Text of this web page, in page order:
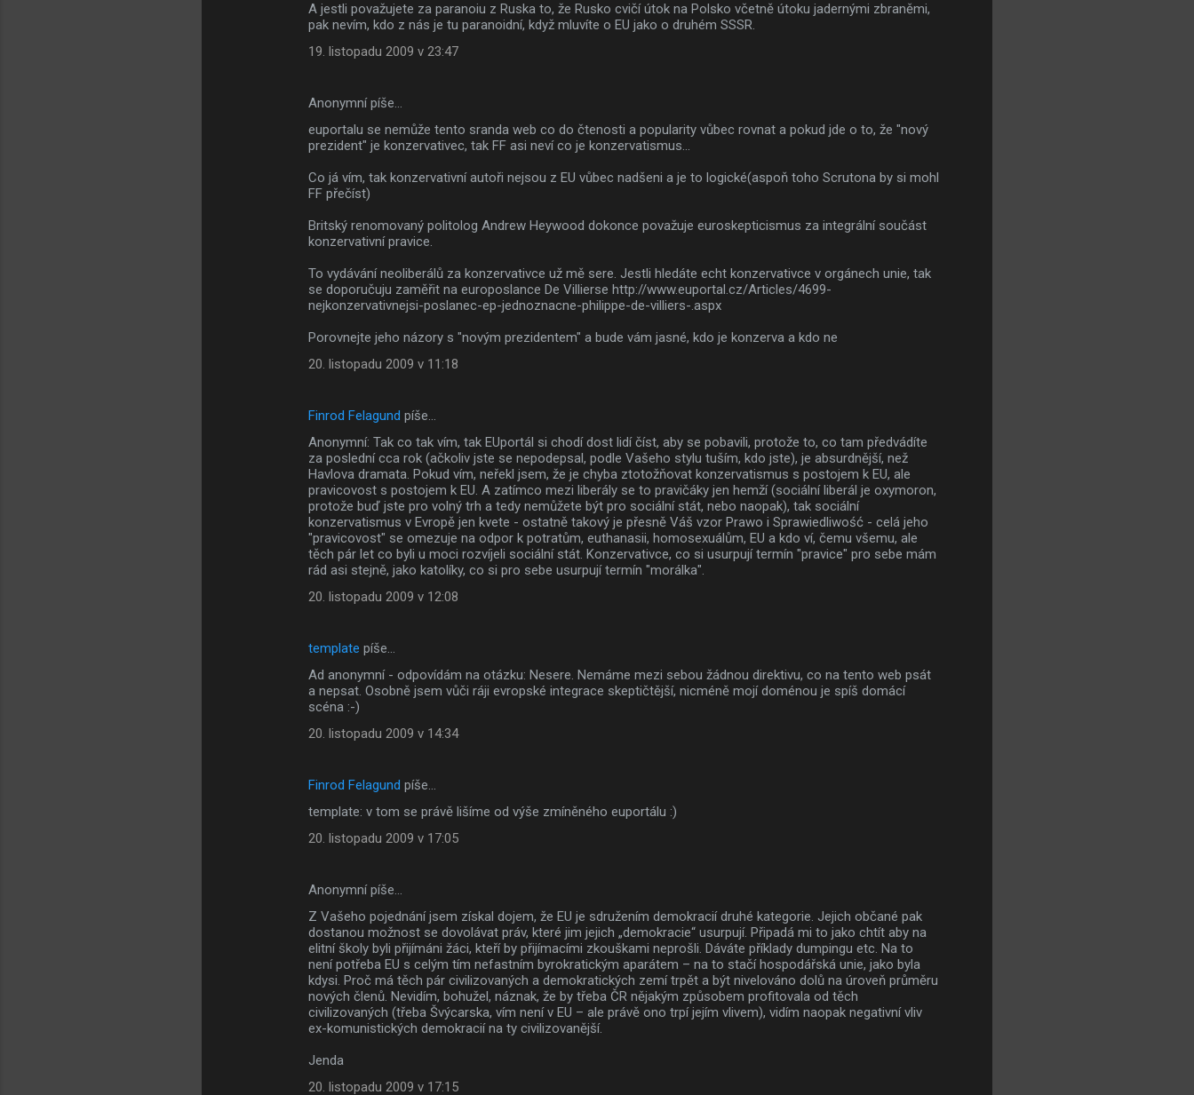
A jestli považujete za paranoiu z Ruska to, že Rusko cvičí útok na Polsko včetně útoku jadernými zbraněmi,
pak nevím, kdo z nás je tu paranoidní, když mluvíte o EU jako o druhém SSSR.
19. listopadu 2009 v 23:47
Anonymní píše…
euportalu se nemůže tento sranda web co do čtenosti a popularity vůbec rovnat a pokud jde o to, že "nový
prezident" je konzervativec, tak FF asi neví co je konzervatismus...
Co já vím, tak konzervativní autoři nejsou z EU vůbec nadšeni a je to logické(aspoň toho Scrutona by si mohl
FF přečíst)
Britský renomovaný politolog Andrew Heywood dokonce považuje euroskepticismus za integrální součást
konzervativní pravice.
To vydávání neoliberálů za konzervativce už mě sere. Jestli hledáte echt konzervativce v orgánech unie, tak
se doporučuju zaměřit na europoslance De Villierse http://www.euportal.cz/Articles/4699-
nejkonzervativnejsi-poslanec-ep-jednoznacne-philippe-de-villiers-.aspx
Porovnejte jeho názory s "novým prezidentem" a bude vám jasné, kdo je konzerva a kdo ne
20. listopadu 2009 v 11:18
Finrod Felagund píše…
Anonymní: Tak co tak vím, tak EUportál si chodí dost lidí číst, aby se pobavili, protože to, co tam předvádíte
za poslední cca rok (ačkoliv jste se nepodepsal, podle Vašeho stylu tuším, kdo jste), je absurdnější, než
Havlova dramata. Pokud vím, neřekl jsem, že je chyba ztotožňovat konzervatismus s postojem k EU, ale
pravicovost s postojem k EU. A zatímco mezi liberály se to pravičáky jen hemží (sociální liberál je oxymoron,
protože buď jste pro volný trh a tedy nemůžete být pro sociální stát, nebo naopak), tak sociální
konzervatismus v Evropě jen kvete - ostatně takový je přesně Váš vzor Prawo i Sprawiedliwość - celá jeho
"pravicovost" se omezuje na odpor k potratům, euthanasii, homosexuálům, EU a kdo ví, čemu všemu, ale
těch pár let co byli u moci rozvíjeli sociální stát. Konzervativce, co si usurpují termín "pravice" pro sebe mám
rád asi stejně, jako katolíky, co si pro sebe usurpují termín "morálka".
20. listopadu 2009 v 12:08
template píše…
Ad anonymní - odpovídám na otázku: Nesere. Nemáme mezi sebou žádnou direktivu, co na tento web psát
a nepsat. Osobně jsem vůči ráji evropské integrace skeptičtější, nicméně mojí doménou je spíš domácí
scéna :-)
20. listopadu 2009 v 14:34
Finrod Felagund píše…
template: v tom se právě lišíme od výše zmíněného euportálu :)
20. listopadu 2009 v 17:05
Anonymní píše…
Z Vašeho pojednání jsem získal dojem, že EU je sdružením demokracií druhé kategorie. Jejich občané pak
dostanou možnost se dovolávat práv, které jim jejich „demokracie“ usurpují. Připadá mi to jako chtít aby na
elitní školy byli přijímáni žáci, kteří by přijímacími zkouškami neprošli. Dáváte příklady dumpingu etc. Na to
není potřeba EU s celým tím nefastním byrokratickým aparátem – na to stačí hospodářská unie, jako byla
kdysi. Proč má těch pár civilizovaných a demokratických zemí trpět a být nivelováno dolů na úroveň průměru
nových členů. Nevidím, bohužel, náznak, že by třeba ČR nějakým způsobem profitovala od těch
civilizovaných (třeba Švýcarska, vím není v EU – ale právě ono trpí jejím vlivem), vidím naopak negativní vliv
ex-komunistických demokracií na ty civilizovanější.
Jenda
20. listopadu 2009 v 17:15